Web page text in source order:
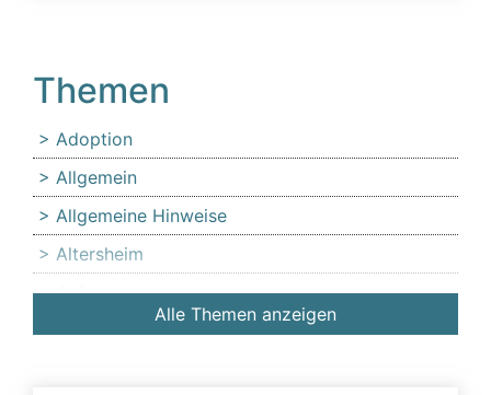
Themen
Adoption
Allgemein
Allgemeine Hinweise
Altersheim
Anfechtung
Angehörige
Alle Themen anzeigen